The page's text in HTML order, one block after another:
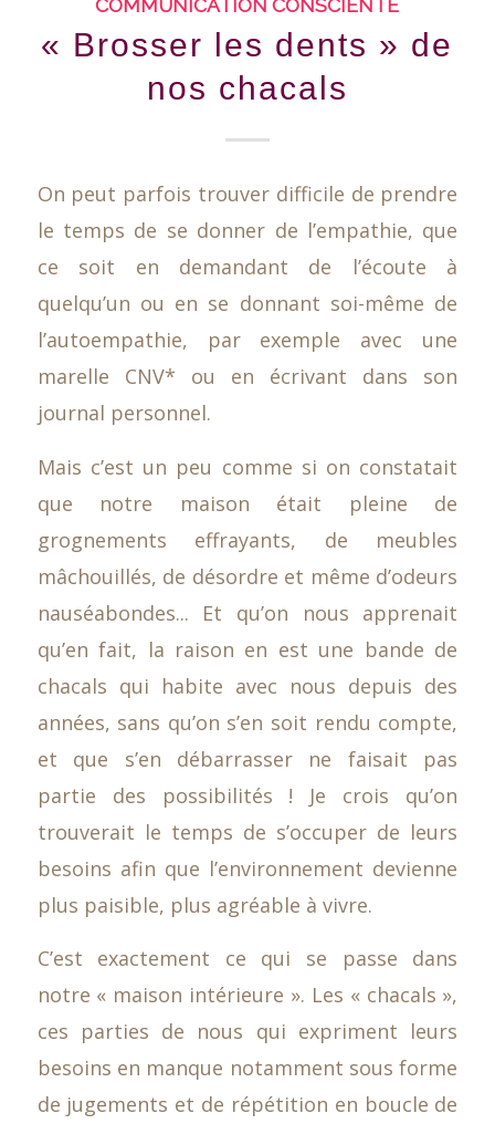
COMMUNICATION CONSCIENTE
« Brosser les dents » de
nos chacals
On peut parfois trouver difficile de prendre
le temps de se donner de l’empathie, que
ce soit en demandant de l’écoute à
quelqu’un ou en se donnant soi-même de
l’autoempathie, par exemple avec une
marelle CNV* ou en écrivant dans son
journal personnel.
Mais c’est un peu comme si on constatait
que notre maison était pleine de
grognements effrayants, de meubles
mâchouillés, de désordre et même d’odeurs
nauséabondes... Et qu’on nous apprenait
qu’en fait, la raison en est une bande de
chacals qui habite avec nous depuis des
années, sans qu’on s’en soit rendu compte,
et que s’en débarrasser ne faisait pas
partie des possibilités ! Je crois qu’on
trouverait le temps de s’occuper de leurs
besoins afin que l’environnement devienne
plus paisible, plus agréable à vivre.
C’est exactement ce qui se passe dans
notre « maison intérieure ». Les « chacals »,
ces parties de nous qui expriment leurs
besoins en manque notamment sous forme
de jugements et de répétition en boucle de